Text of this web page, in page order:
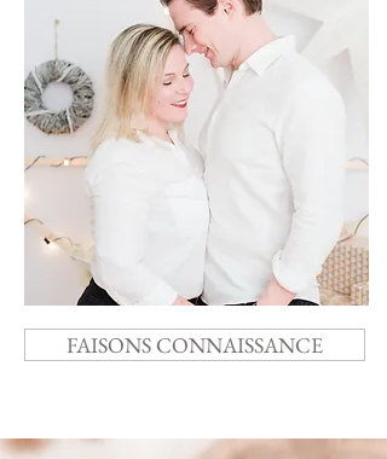
FAISONS CONNAISSANCE